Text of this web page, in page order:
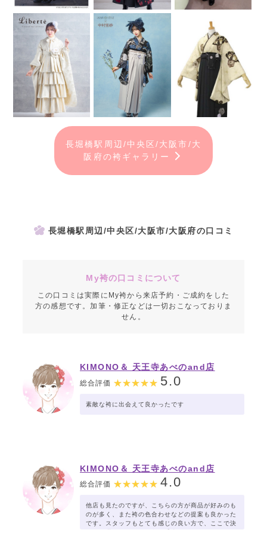
長堀橋駅周辺/中央区/大阪市/大
阪府の袴ギャラリー
長堀橋駅周辺/中央区/大阪市/大阪府の口コミ
My袴の口コミについて
この口コミは実際にMy袴から来店予約・ご成約をした
方の感想です。加筆・修正などは一切おこなっておりま
せん。
KIMONO＆ 天王寺あべのand店
総合評価 5.0
素敵な袴に出会えて良かったです
KIMONO＆ 天王寺あべのand店
総合評価 4.0
他店も見たのですが、こちらの方が商品が好みのも
のが多く、また袴の色合わせなどの提案も良かった
です。スタッフもとても感じの良い方で、ここで決